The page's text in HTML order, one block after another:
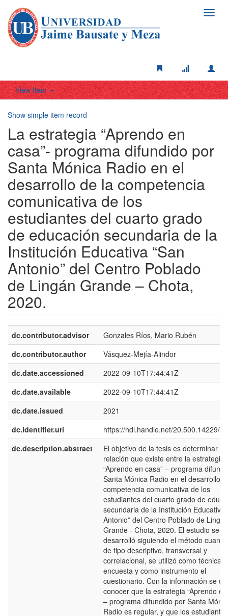
View Item
Show simple item record
La estrategia “Aprendo en
casa”- programa difundido por
Santa Mónica Radio en el
desarrollo de la competencia
comunicativa de los
estudiantes del cuarto grado
de educación secundaria de la
Institución Educativa “San
Antonio” del Centro Poblado
de Lingán Grande – Chota,
2020.
dc.contributor.advisor
Gonzales Ríos, Mario Rubén
dc.contributor.author
Vásquez-Mejía-Alindor
dc.date.accessioned
2022-09-10T17:44:41Z
dc.date.available
2022-09-10T17:44:41Z
dc.date.issued
2021
dc.identifier.uri
https://hdl.handle.net/20.500.14229/
dc.description.abstract
El objetivo de la tesis es determinar la
relación que existe entre la estrategia
“Aprendo en casa” – programa
Santa Mónica Radio en el desarrollo
competencia comunicativa de los
estudiantes del cuarto grado de
secundaria de la Institución Educativa
Antonio” del Centro Poblado de Lingán
Grande - Chota, 2020. El estudio se
desarrolló siguiendo el método
de tipo descriptivo, transversal y
correlacional, se utilizó como técnica
encuesta y como instrumento el
cuestionario. Con la información se
conocer que la estrategia “Aprendo en
– programa difundido por Santa
Radio es regular, y que los